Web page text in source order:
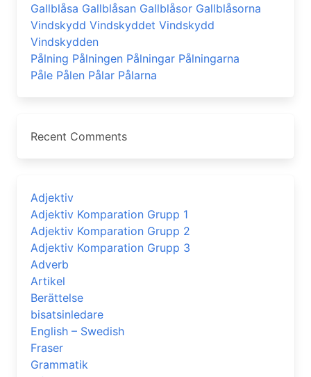
Gallblåsa Gallblåsan Gallblåsor Gallblåsorna
Vindskydd Vindskyddet Vindskydd
Vindskydden
Pålning Pålningen Pålningar Pålningarna
Påle Pålen Pålar Pålarna
Recent Comments
Adjektiv
Adjektiv Komparation Grupp 1
Adjektiv Komparation Grupp 2
Adjektiv Komparation Grupp 3
Adverb
Artikel
Berättelse
bisatsinledare
English – Swedish
Fraser
Grammatik